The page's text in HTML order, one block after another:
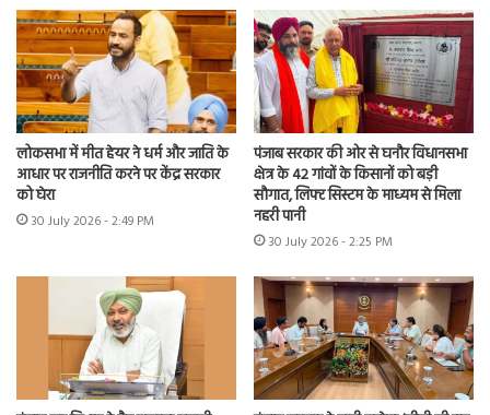
लोकसभा में मीत हेयर ने धर्म और जाति के
आधार पर राजनीति करने पर केंद्र सरकार
को घेरा
30 July 2026 - 2:49 PM
पंजाब सरकार की ओर से घनौर विधानसभा
क्षेत्र के 42 गांवों के किसानों को बड़ी
सौगात, लिफ्ट सिस्टम के माध्यम से मिला
नहरी पानी
30 July 2026 - 2:25 PM